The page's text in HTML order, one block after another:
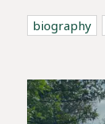
biography